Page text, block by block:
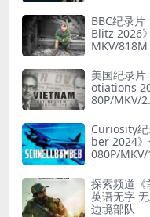
BBC纪录
Blitz 2026
MKV/
美国纪录
otiations
80P/MKV/
Curiosity
ber 2024》
080P/
探索频道
英语无字
边境部队